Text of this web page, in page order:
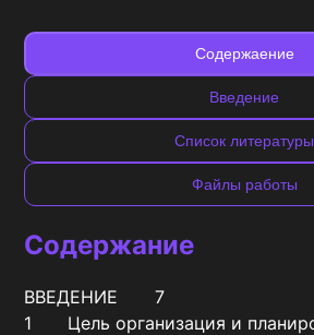
Содержаение
Введение
Список литературы
Файлы работы
Содержание
ВВЕДЕНИЕ	7
1	Цель организация и планирование